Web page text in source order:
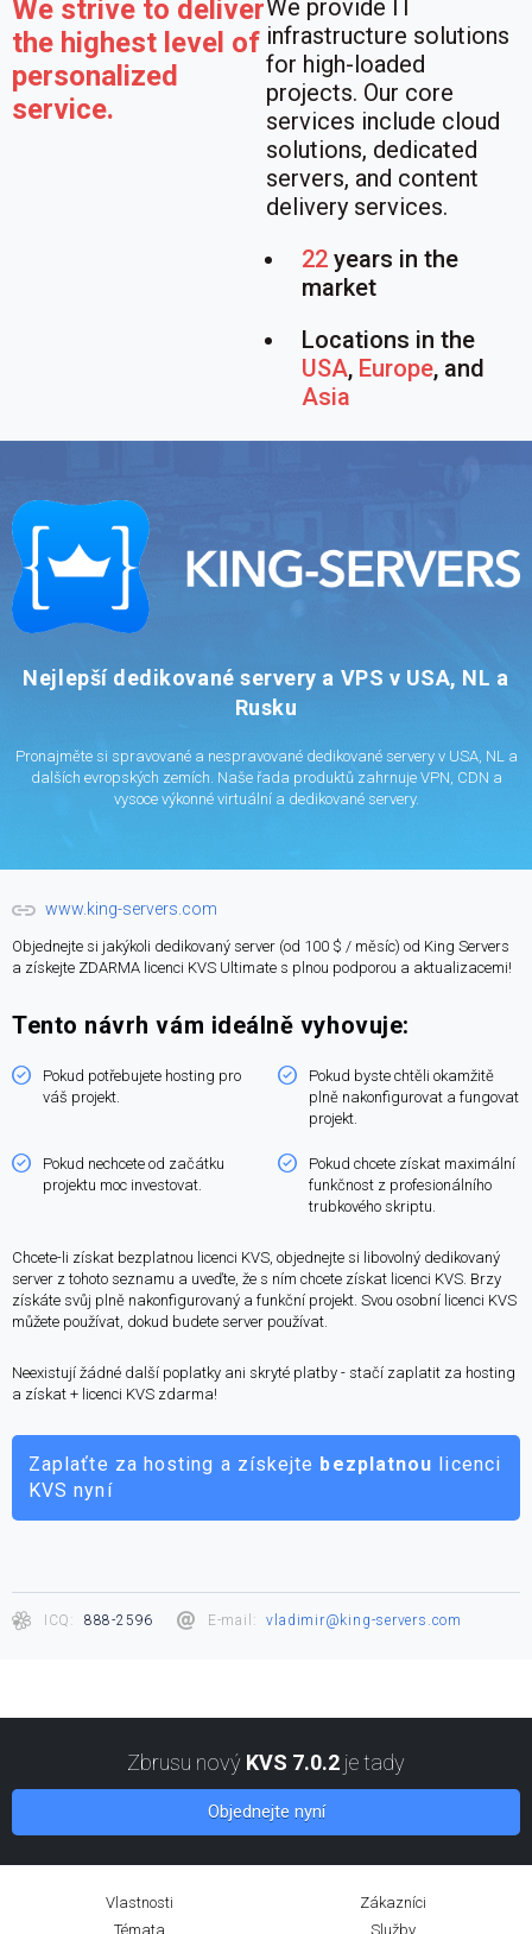
We strive to deliver
the highest level of
personalized
service.
We provide IT
infrastructure solutions
for high-loaded
projects. Our core
services include cloud
solutions, dedicated
servers, and content
delivery services.
22 years in the
market
Locations in the
USA, Europe, and
Asia
Nejlepší dedikované servery a VPS v USA, NL a
Rusku
Pronajměte si spravované a nespravované dedikované servery v USA, NL a
dalších evropských zemích. Naše řada produktů zahrnuje VPN, CDN a
vysoce výkonné virtuální a dedikované servery.
www.king-servers.com
Objednejte si jakýkoli dedikovaný server (od 100 $ / měsíc) od King Servers
a získejte ZDARMA licenci KVS Ultimate s plnou podporou a aktualizacemi!
Tento návrh vám ideálně vyhovuje:
Pokud potřebujete hosting pro
váš projekt.
Pokud byste chtěli okamžitě
plně nakonfigurovat a fungovat
projekt.
Pokud nechcete od začátku
projektu moc investovat.
Pokud chcete získat maximální
funkčnost z profesionálního
trubkového skriptu.
Chcete-li získat bezplatnou licenci KVS, objednejte si libovolný dedikovaný
server z tohoto seznamu a uveďte, že s ním chcete získat licenci KVS. Brzy
získáte svůj plně nakonfigurovaný a funkční projekt. Svou osobní licenci KVS
můžete používat, dokud budete server používat.
Neexistují žádné další poplatky ani skryté platby - stačí zaplatit za hosting
a získat + licenci KVS zdarma!
Zaplaťte za hosting a získejte bezplatnou licenci
KVS nyní
ICQ: 888-2596 E-mail: vladimir@king-servers.com
Zbrusu nový KVS 7.0.2 je tady
Objednejte nyní
Vlastnosti
Zákazníci
Témata
Služby